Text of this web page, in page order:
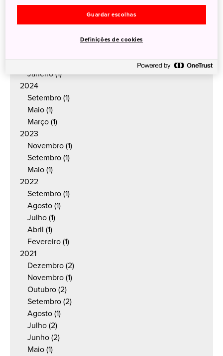
Março(1)
Outubro(1)
Março(1)
Janeiro(1)
2024
Setembro (1)
Maio (1)
Março (1)
2023
Novembro (1)
Setembro (1)
Maio (1)
2022
Setembro (1)
Agosto (1)
Julho (1)
Abril (1)
Fevereiro (1)
2021
Dezembro (2)
Novembro (1)
Outubro (2)
Setembro (2)
Agosto (1)
Julho (2)
Junho (2)
Maio (1)
Guardar escolhas
Definições de cookies